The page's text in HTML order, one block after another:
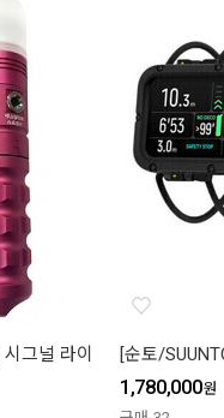
그널 라이
[순토/
1,780,000원